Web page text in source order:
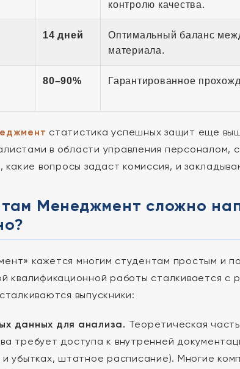
контролю качества.
14 дней
Оптимальный баланс
материала.
80–90% Гарантированное
статистика успешных защит еще
в области управления персоналом,
вопросы задаст комиссия, и
Менеджмент сложно
кажется многим студентам простым и
квалификационной работы сталкивается с
выпускники:
данных для анализа. Теоретическая
требует доступа к внутренней
убытках, штатное расписание). Многие